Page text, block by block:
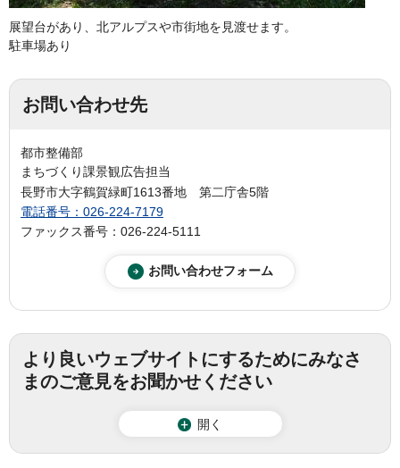
展望台があり、北アルプスや市街地を見渡せます。
駐車場あり
お問い合わせ先
都市整備部
まちづくり課景観広告担当
長野市大字鶴賀緑町1613番地 第二庁舎5階
電話番号：026-224-7179
ファックス番号：026-224-5111
より良いウェブサイトにするためにみなさ
まのご意見をお聞かせください
開く